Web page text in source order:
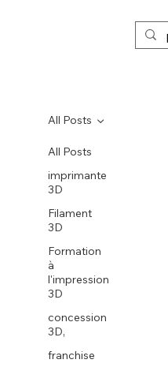
All Posts
imprimante
3D
Filament
3D
Formation
à
l'impression
3D
concession
3D,
franchise
All Posts